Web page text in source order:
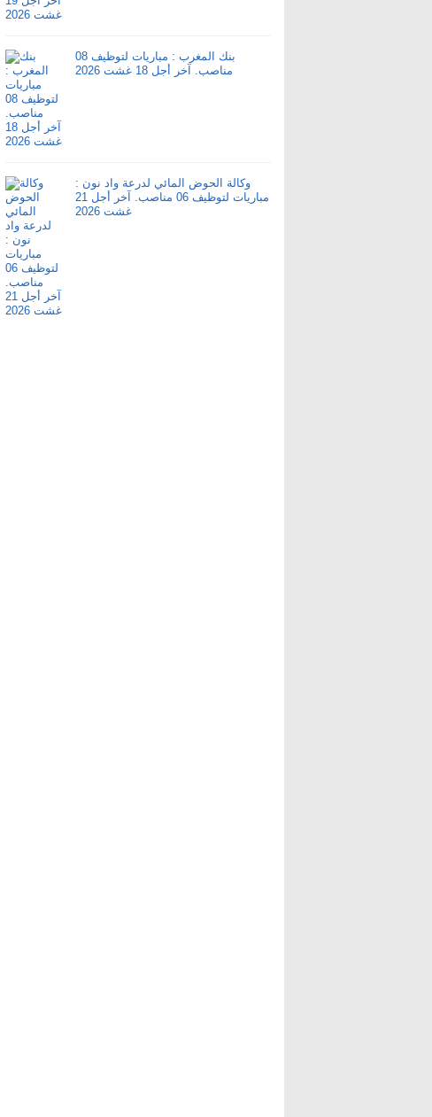
بنك المغرب : مباريات لتوظيف 08
مناصب. آخر أجل 18 غشت 2026
وكالة الحوض المائي لدرعة واد نون :
مباريات لتوظيف 06 مناصب. آخر أجل 21
غشت 2026